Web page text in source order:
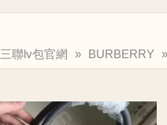
三聯lv包官網 » BURBERRY »